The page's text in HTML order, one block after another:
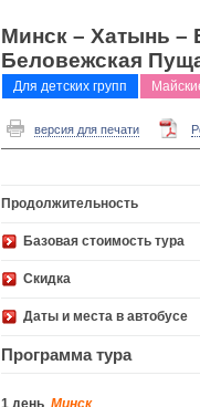
Минск – Хатынь –
Беловежская
Для детских групп
версия для печати
Продолжительность
Базовая стоимость
Скидка
Даты и места в автобусе
Программа тура
1 день Минск